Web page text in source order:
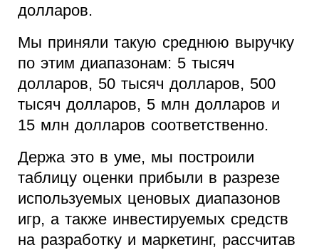
долларов.
Мы приняли такую среднюю выручку
по этим диапазонам: 5 тысяч
долларов, 50 тысяч долларов, 500
тысяч долларов, 5 млн долларов и
15 млн долларов соответственно.
Держа это в уме, мы построили
таблицу оценки прибыли в разрезе
используемых ценовых диапазонов
игр, а также инвестируемых средств
на разработку и маркетинг, рассчитав